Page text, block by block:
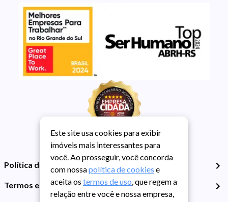
Política de Privacidade
Termos e Condições de Uso
Este site usa cookies para exibir
imóveis mais interessantes para
você. Ao prosseguir, você concorda
com nossapolítica de cookies e
aceita os termos de uso, que regem a
relação entre você e nossa empresa,